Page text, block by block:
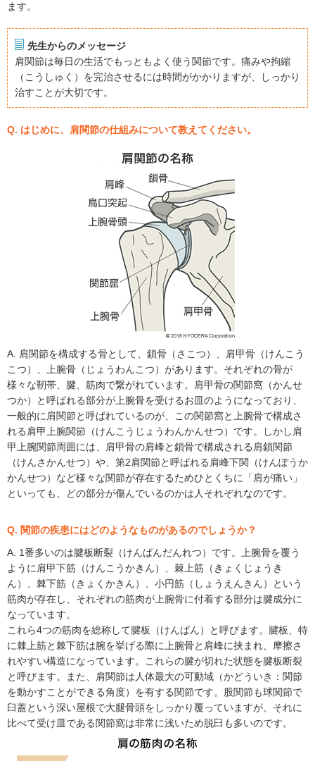
ます。
先生からのメッセージ
肩関節は毎日の生活でもっともよく使う関節です。痛みや拘縮
（こうしゅく）を完治させるには時間がかかりますが、しっかり
治すことが大切です。
Q. はじめに、肩関節の仕組みについて教えてください。
A. 肩関節を構成する骨として、鎖骨（さこつ）、肩甲骨（けんこう
こつ）、上腕骨（じょうわんこつ）があります。それぞれの骨が
様々な靭帯、腱、筋肉で繋がれています。肩甲骨の関節窩（かんせ
つか）と呼ばれる部分が上腕骨を受けるお皿のようになっており、
一般的に肩関節と呼ばれているのが、この関節窩と上腕骨で構成さ
れる肩甲上腕関節（けんこうじょうわんかんせつ）です。しかし肩
甲上腕関節周囲には、肩甲骨の肩峰と鎖骨で構成される肩鎖関節
（けんさかんせつ）や、第2肩関節と呼ばれる肩峰下関（けんぽうか
かんせつ）など様々な関節が存在するためひとくちに「肩が痛い」
といっても、どの部分が傷んでいるのかは人それぞれなのです。
Q. 関節の疾患にはどのようなものがあるのでしょうか？
A. 1番多いのは腱板断裂（けんばんだんれつ）です。上腕骨を覆う
ように肩甲下筋（けんこうかきん）、棘上筋（きょくじょうき
ん）、棘下筋（きょくかきん）、小円筋（しょうえんきん）という
筋肉が存在し、それぞれの筋肉が上腕骨に付着する部分は腱成分に
なっています。
これら4つの筋肉を総称して腱板（けんばん）と呼びます。腱板、特
に棘上筋と棘下筋は腕を挙げる際に上腕骨と肩峰に挟まれ、摩擦さ
れやすい構造になっています。これらの腱が切れた状態を腱板断裂
と呼びます。また、肩関節は人体最大の可動域（かどういき：関節
を動かすことができる角度）を有する関節です。股関節も球関節で
臼蓋という深い屋根で大腿骨頭をしっかり覆っていますが、それに
比べて受け皿である関節窩は非常に浅いため脱臼も多いのです。